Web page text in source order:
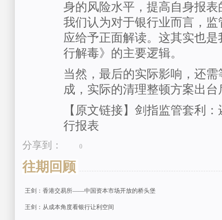
身的风险水平，提高自身报
我们认为对于银行业而言，
应给予正面解读。这其实也
行解毒》的主要逻辑。
当然，最后的实际影响，还
成，实际的清理整顿方案出
【原文链接】剑指监管套利
行报表
分享到： 0
往期回顾
王剑：香港交易所——中国资本市场开放的桥头堡
王剑：从成本角度看银行让利空间